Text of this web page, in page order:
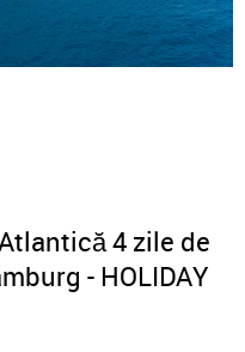
4 zile de
- HOLIDAY